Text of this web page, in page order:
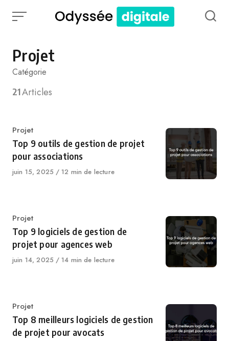
Projet
Catégorie
21Articles
Catégorie
Projet
Top 9 outils de gestion de projet
pour associations
Publié
juin 15, 2025 12 min de lecture
Catégorie
Projet
Top 9 logiciels de gestion de
projet pour agences web
Publié
juin 14, 2025 14 min de lecture
Catégorie
Projet
Top 8 meilleurs logiciels de gestion
de projet pour avocats